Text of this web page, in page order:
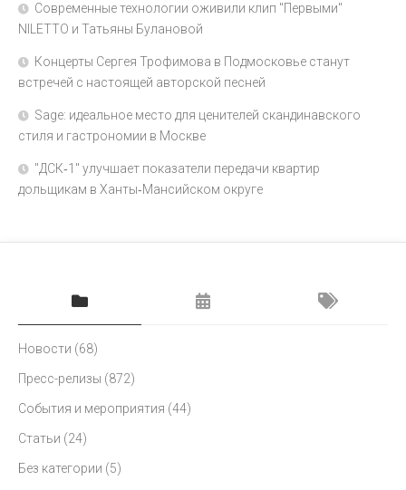
Современные технологии оживили клип "Первыми"
NILETTO и Татьяны Булановой
Концерты Сергея Трофимова в Подмосковье станут
встречей с настоящей авторской песней
Sage: идеальное место для ценителей скандинавского
стиля и гастрономии в Москве
"ДСК‑1" улучшает показатели передачи квартир
дольщикам в Ханты‑Мансийском округе
Новости (68)
Пресс-релизы (872)
События и мероприятия (44)
Статьи (24)
Без категории (5)